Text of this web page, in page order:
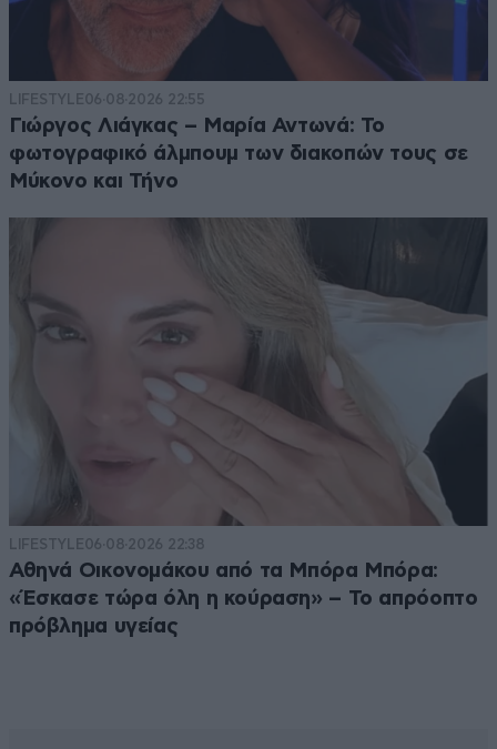
LIFESTYLE06·08·2026 22:55
Γιώργος Λιάγκας – Μαρία Αντωνά: Το
φωτογραφικό άλμπουμ των διακοπών τους σε
Μύκονο και Τήνο
LIFESTYLE06·08·2026 22:38
Αθηνά Οικονομάκου από τα Μπόρα Μπόρα:
«Έσκασε τώρα όλη η κούραση» – Το απρόοπτο
πρόβλημα υγείας